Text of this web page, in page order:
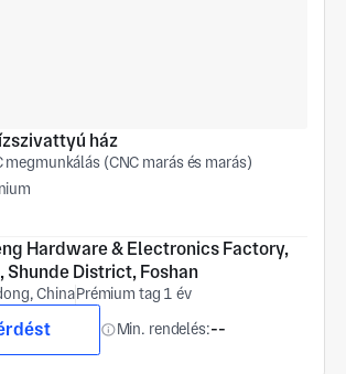
ház
megmunkálás (CNC marás és marás)
Hardware & Electronics Factory,
Shunde District, Foshan
ChinaPrémium tag 1 év
Min. rendelés:--